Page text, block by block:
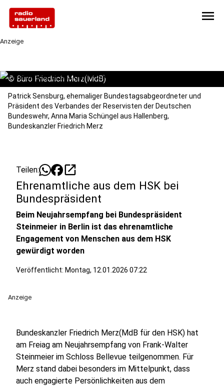
menu
Anzeige
© Büro Friedrich Merz(MdB)
Patrick Sensburg, ehemaliger Bundestagsabgeordneter und
Präsident des Verbandes der Reservisten der Deutschen
Bundeswehr, Anna Maria Schüngel aus Hallenberg,
Bundeskanzler Friedrich Merz
Teilen: open_in_new
Ehrenamtliche aus dem HSK bei
Bundespräsident
Beim Neujahrsempfang bei Bundespräsident
Steinmeier in Berlin ist das ehrenamtliche
Engagement von Menschen aus dem HSK
gewürdigt worden
Veröffentlicht: Montag, 12.01.2026 07:22
Anzeige
Bundeskanzler Friedrich Merz(MdB für den HSK) hat
am Freiag am Neujahrsempfang von Frank-Walter
Steinmeier im Schloss Bellevue teilgenommen. Für
Merz stand dabei besonders im Mittelpunkt, dass
auch engagierte Persönlichkeiten aus dem